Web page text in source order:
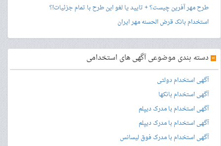
طرح مهر آفرین چیست؟ + تایید یا لغو این طرح با تمام جزئیات!؟
استخدام بانک قرض الحسنه مهر ایران
» دسته بندی موضوعی آگهی های استخدامی
آگهی استخدام دولتی
آگهی استخدام بانکها
آگهی استخدام با مدرک دیپلم
آگهی استخدام با مدرک دیپلم
آگهی استخدام با مدرک فوق لیسانس